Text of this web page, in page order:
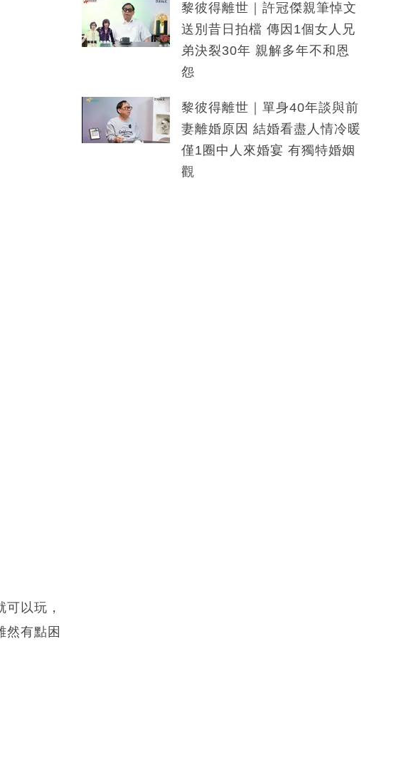
以玩，
然有點困
黎彼得離世｜許冠傑親筆悼文
送別昔日拍檔 傳因1個女人兄
弟決裂30年 親解多年不和恩
怨
黎彼得離世｜單身40年談與前
妻離婚原因 結婚看盡人情冷暖
僅1圈中人來婚宴 有獨特婚姻
觀